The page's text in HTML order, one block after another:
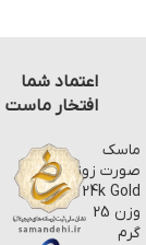
ماسک
صورت زوزو
24k Gold
وزن 25
گرم
اعتماد شما
افتخار ماست